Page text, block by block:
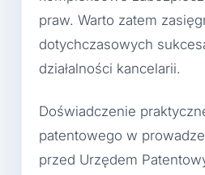
praw. Warto zatem
dotychczasowych
działalności kancelarii.
Doświadczenie
patentowego w
przed Urzędem